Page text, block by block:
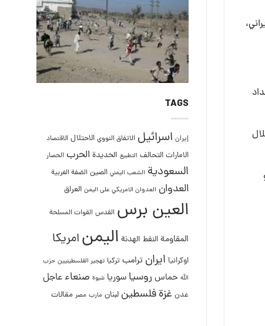
يوماً على النفط الإيراني،
TAGS
إيران اسرائيل الاتفاق النووي الاحتلال الاقتصاد
الامارات التحالف التطبيع الحديدة الحرب الحصار
السعودية الشعب اليمني الصين الضفة الغربية
العدوان العدوان الامريكي على اليمن العراق
العين برس القدس القوات المسلحة
المقاومةالنفط الهدنة اليمنامريكا
اوكرانيا ايران ترامب تركيا تهجير الفلسطينيين حزب
الله حماس روسيا سوريا شبوة صنعاء عاجل
عدن غزةفلسطين لبنان مارب مصر مقالات